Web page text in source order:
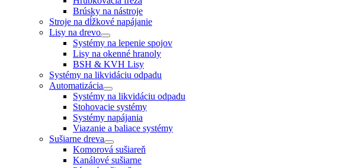
Brúsky na nástroje
Stroje na dĺžkové napájanie
Lisy na drevo
Systémy na lepenie spojov
Lisy na okenné hranoly
BSH & KVH Lisy
Systémy na likvidáciu odpadu
Automatizácia
Systémy na likvidáciu odpadu
Stohovacie systémy
Systémy napájania
Viazanie a baliace systémy
Sušiarne dreva
Komorová sušiareň
Kanálové sušiarne